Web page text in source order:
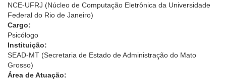
NCE-UFRJ (Núcleo de Computação Eletrônica da Universidade
Federal do Rio de Janeiro)
Cargo:
Psicólogo
Instituição:
SEAD-MT (Secretaria de Estado de Administração do Mato
Grosso)
Área de Atuação: